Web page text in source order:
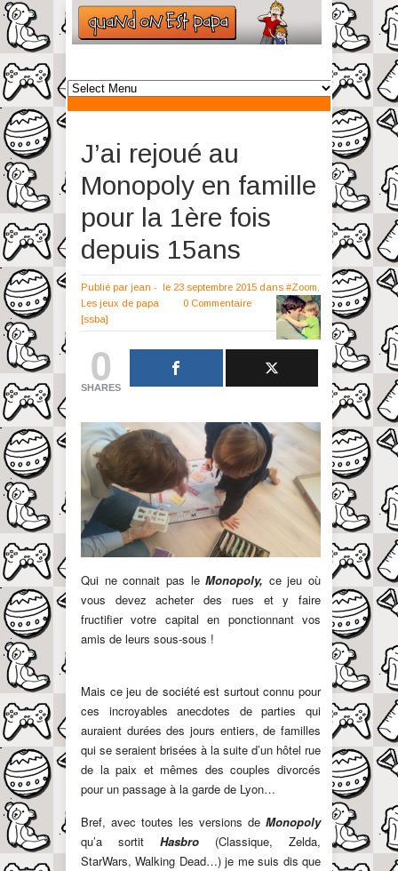
J’ai rejoué au
Monopoly en famille
pour la 1ère fois
depuis 15ans
Publié par jean - le 23 septembre 2015 dans #Zoom
Les jeux de papa
0 Commentaire
[ssba]
0
SHARES
Qui ne connait pas leMonopoly, ce jeu où
vous devez acheter des rues et y faire
fructifier votre capital en ponctionnant vos
amis de leurs sous-sous !
Mais ce jeu de société est surtout connu pour
ces incroyables anecdotes de parties qui
auraient durées des jours entiers, de familles
qui se seraient brisées à la suite d’un hôtel rue
de la paix et mêmes des couples divorcés
pour un passage à la garde de Lyon…
Bref, avec toutes les versions de Monopoly
qu’a sortit Hasbro
(Classique, Zelda,
StarWars, Walking Dead…) je me suis dis que